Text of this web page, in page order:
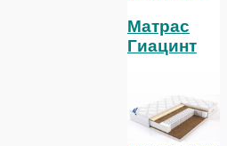
Матрас
Гиацинт